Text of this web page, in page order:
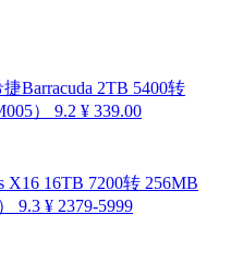
捷Barracuda 2TB 5400转
）
9.2 ¥ 339.00
X16 16TB 7200转 256MB
9.3 ¥ 2379-5999